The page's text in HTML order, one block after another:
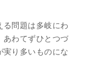
問題は多岐にわ
あわてずひとつづ
り多いものにな